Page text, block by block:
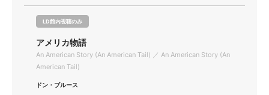
LD館内視聴のみ
アメリカ物語
An American Story (An American Tail) ／ An American Story (An
American Tail)
ドン・ブルース